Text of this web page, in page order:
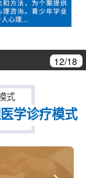
12/18
式
学诊疗模式